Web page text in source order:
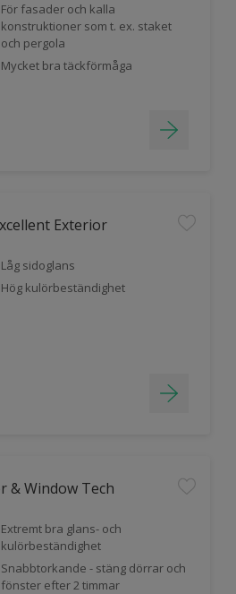
För fasader och kalla
konstruktioner som t. ex. staket
och pergola
Mycket bra täckförmåga
Exterior
Låg sidoglans
Hög kulörbeständighet
& Window Tech
Extremt bra glans- och
kulörbeständighet
Snabbtorkande - stäng dörrar och
fönster efter 2 timmar